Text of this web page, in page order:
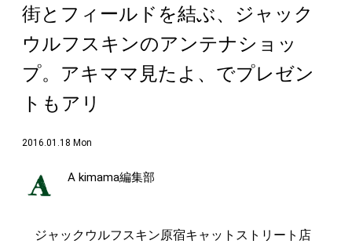
街とフィールドを結ぶ、ジャック
ウルフスキンのアンテナショッ
プ。アキママ見たよ、でプレゼン
トもアリ
2016.01.18 Mon
A kimama編集部
ジャックウルフスキン原宿キャットストリート店